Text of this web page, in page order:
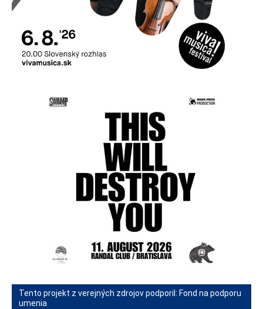
Tento projekt z verejných zdrojov podporil: Fond na podporu
umenia